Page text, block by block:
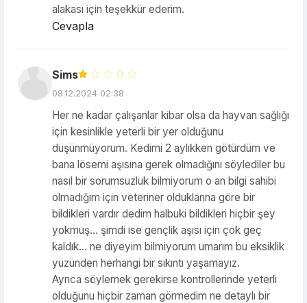
alakası için teşekkür ederim.
Cevapla
Sims
08.12.2024 02:38
Her ne kadar çalışanlar kibar olsa da hayvan sağlığı
için kesinlikle yeterli bir yer olduğunu
düşünmüyorum. Kedimi 2 aylıkken götürdüm ve
bana lösemi aşısına gerek olmadığını söylediler bu
nasıl bir sorumsuzluk bilmiyorum o an bilgi sahibi
olmadığım için veteriner olduklarına göre bir
bildikleri vardır dedim halbuki bildikleri hiçbir şey
yokmuş… şimdi ise gençlik aşısı için çok geç
kaldık… ne diyeyim bilmiyorum umarım bu eksiklik
yüzünden herhangi bir sıkıntı yaşamayız.
Ayrıca söylemek gerekirse kontrollerinde yeterli
olduğunu hiçbir zaman görmedim ne detaylı bir